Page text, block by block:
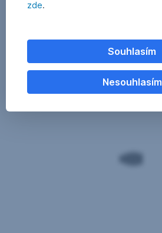
zde.
Souhlasím
Nesouhlasím